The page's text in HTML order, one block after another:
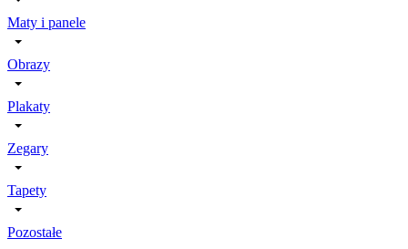
Maty i panele
Obrazy
Plakaty
Zegary
Tapety
Pozostałe